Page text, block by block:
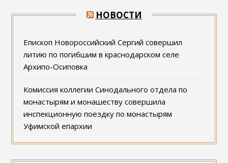
НОВОСТИ
Епископ Новороссийский Сергий совершил
литию по погибшим в краснодарском селе
Архипо-Осиповка
Комиссия коллегии Синодального отдела по
монастырям и монашеству совершила
инспекционную поездку по монастырям
Уфимской епархии